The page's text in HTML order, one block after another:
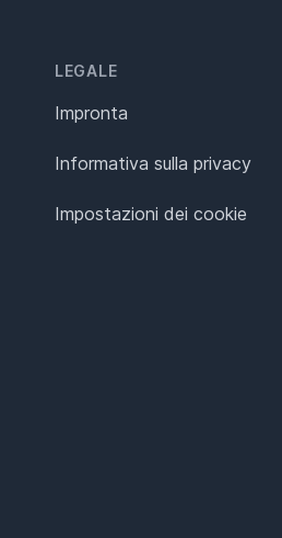
LEGALE
Impronta
Informativa sulla privacy
Impostazioni dei cookie